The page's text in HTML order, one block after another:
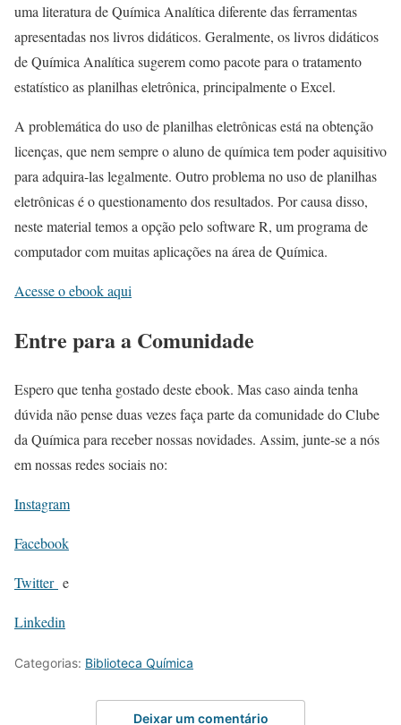
uma literatura de Química Analítica diferente das ferramentas
apresentadas nos livros didáticos. Geralmente, os livros didáticos
de Química Analítica sugerem como pacote para o tratamento
estatístico as planilhas eletrônica, principalmente o Excel.
A problemática do uso de planilhas eletrônicas está na obtenção
licenças, que nem sempre o aluno de química tem poder aquisitivo
para adquira-las legalmente. Outro problema no uso de planilhas
eletrônicas é o questionamento dos resultados. Por causa disso,
neste material temos a opção pelo software R, um programa de
computador com muitas aplicações na área de Química.
Acesse o ebook aqui
Entre para a Comunidade
Espero que tenha gostado deste ebook. Mas caso ainda tenha
dúvida não pense duas vezes faça parte da comunidade do Clube
da Química para receber nossas novidades. Assim, junte-se a nós
em nossas redes sociais no:
Instagram
Facebook
Twitter e
Linkedin
Categorias: Biblioteca Química
Deixar um comentário